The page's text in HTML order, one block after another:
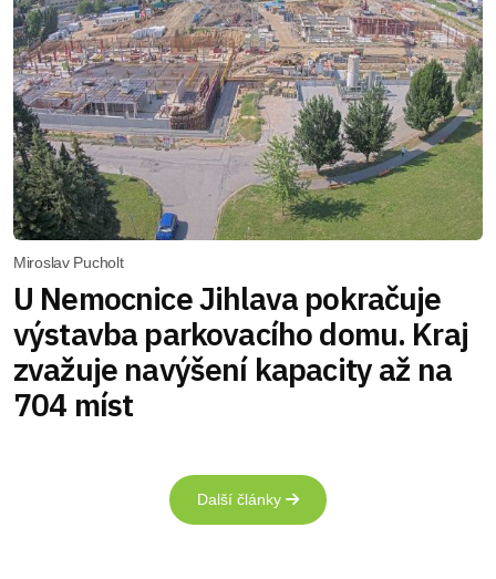
Miroslav Pucholt
U Nemocnice Jihlava pokračuje
výstavba parkovacího domu. Kraj
zvažuje navýšení kapacity až na
704 míst
Další články